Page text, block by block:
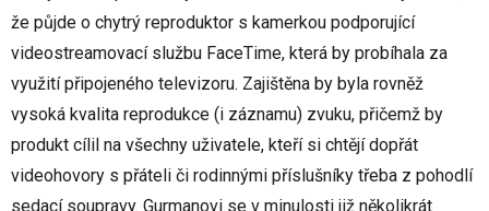
že půjde o chytrý reproduktor s kamerkou podporující
videostreamovací službu FaceTime, která by probíhala za
využití připojeného televizoru. Zajištěna by byla rovněž
vysoká kvalita reprodukce (i záznamu) zvuku, přičemž by
produkt cílil na všechny uživatele, kteří si chtějí dopřát
videohovory s přáteli či rodinnými příslušníky třeba z pohodlí
sedací soupravy. Gurmanovi se v minulosti již několikrát